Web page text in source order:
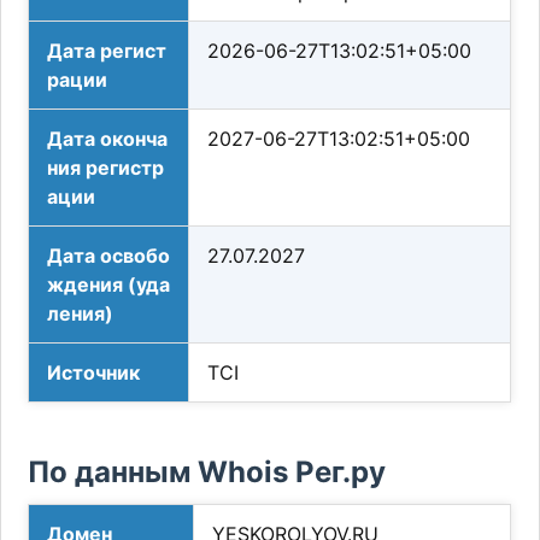
Дата регист
рации
2026-06-27T13:02:51+05:00
Дата оконча
ния регистр
ации
2027-06-27T13:02:51+05:00
Дата освобо
ждения (уда
ления)
27.07.2027
Источник TCI
По данным Whois Рег.ру
Домен YESKOROLYOV.RU